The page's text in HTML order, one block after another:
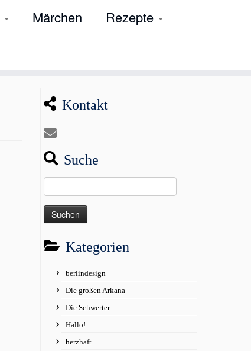
Märchen
Rezepte
Kontakt
Suche
nach:
Kategorien
berlindesign
Die großen Arkana
Die Schwerter
Hallo!
herzhaft